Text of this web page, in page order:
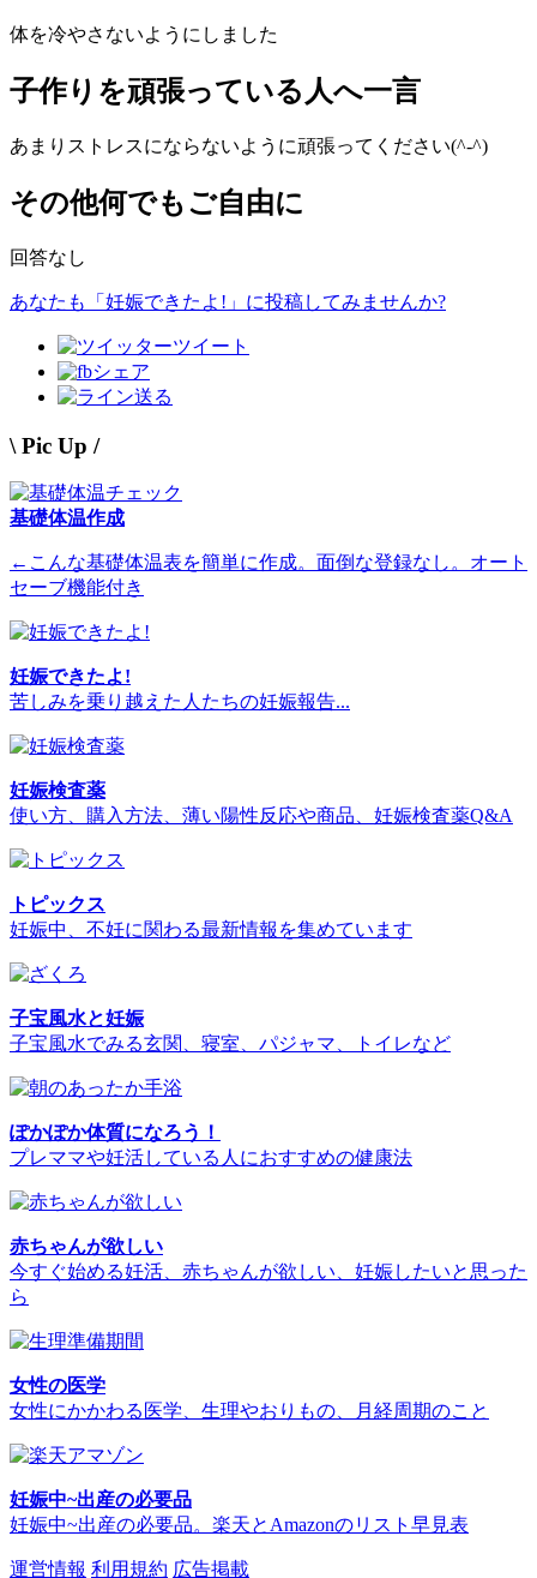
体を冷やさないようにしました
子作りを頑張っている人へ一言
あまりストレスにならないように頑張ってください(^-^)
その他何でもご自由に
回答なし
あなたも「妊娠できたよ!」に投稿してみませんか?
ツイート
シェア
送る
\ Pic Up /
基礎体温作成
←こんな基礎体温表を簡単に作成。面倒な登録なし。オート
セーブ機能付き
妊娠できたよ!
苦しみを乗り越えた人たちの妊娠報告...
妊娠検査薬
使い方、購入方法、薄い陽性反応や商品、妊娠検査薬Q&A
トピックス
妊娠中、不妊に関わる最新情報を集めています
子宝風水と妊娠
子宝風水でみる玄関、寝室、パジャマ、トイレなど
ぽかぽか体質になろう！
プレママや妊活している人におすすめの健康法
赤ちゃんが欲しい
今すぐ始める妊活、赤ちゃんが欲しい、妊娠したいと思った
ら
女性の医学
女性にかかわる医学、生理やおりもの、月経周期のこと
妊娠中~出産の必要品
妊娠中~出産の必要品。楽天とAmazonのリスト早見表
運営情報 利用規約 広告掲載